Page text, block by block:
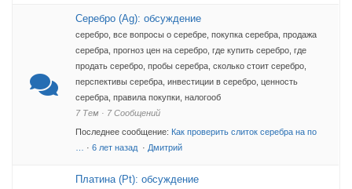
Серебро (Ag): обсуждение
серебро, все вопросы о серебре, покупка серебра, продажа
серебра, прогноз цен на серебро, где купить серебро, где
продать серебро, пробы серебра, сколько стоит серебро,
перспективы серебра, инвестиции в серебро, ценность
серебра, правила покупки, налогооб
7 Тем · 7 Сообщений
Последнее сообщение: Как проверить слиток серебра на по
·6 лет назад · Дмитрий
Платина (Pt): обсуждение